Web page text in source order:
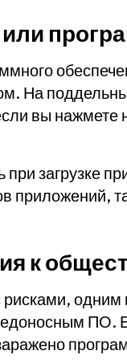
На
вы нажмете
загрузке
приложений,
к
одним
ПО.